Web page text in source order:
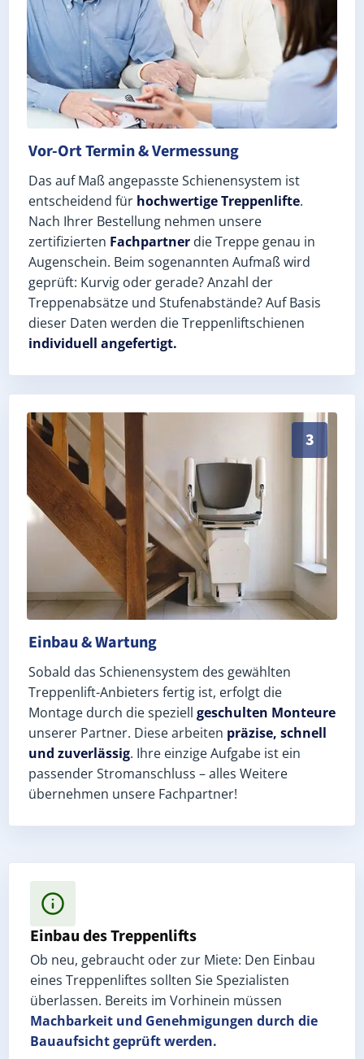
Vor-Ort Termin & Vermessung
Das auf Maß angepasste Schienensystem ist
entscheidend für hochwertige Treppenlifte.
Nach Ihrer Bestellung nehmen unsere
zertifizierten Fachpartner die Treppe genau in
Augenschein. Beim sogenannten Aufmaß wird
geprüft: Kurvig oder gerade? Anzahl der
Treppenabsätze und Stufenabstände? Auf Basis
dieser Daten werden die Treppenliftschienen
individuell angefertigt.
3
Schneller, sauberer Einbau durch zertifizierte
Einbau & Wartung
Sobald das Schienensystem des gewählten
Treppenlift-Anbieters fertig ist, erfolgt die
Montage durch die speziell geschulten Monteure
unserer Partner. Diese arbeiten präzise, schnell
und zuverlässig. Ihre einzige Aufgabe ist ein
passender Stromanschluss – alles Weitere
übernehmen unsere Fachpartner!
Einbau des Treppenlifts
Ob neu, gebraucht oder zur Miete: Den Einbau
eines Treppenliftes sollten Sie Spezialisten
überlassen. Bereits im Vorhinein müssen
Machbarkeit und Genehmigungen durch die
Bauaufsicht geprüft werden.